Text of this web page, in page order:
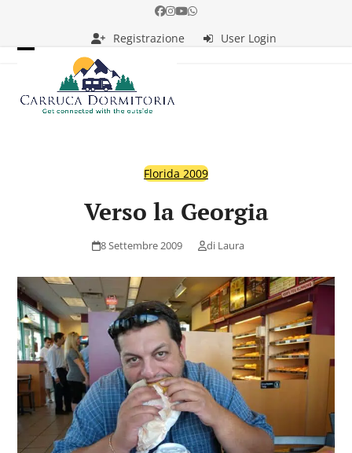
Facebook
Instagram
YouTube
Whatsapp
Registrazione
User Login
mobile
menu
mobile
menu
Florida 2009
Verso la Georgia
8 Settembre 2009 di Laura